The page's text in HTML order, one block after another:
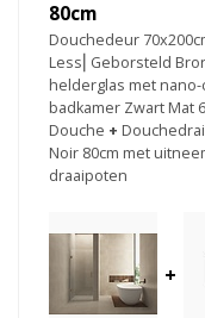
80cm
Douchedeur
Less⎢Geborsteld
helderglas met nano-
badkamer Zwart Mat
Douche +
Noir 80cm met
draaipoten
+